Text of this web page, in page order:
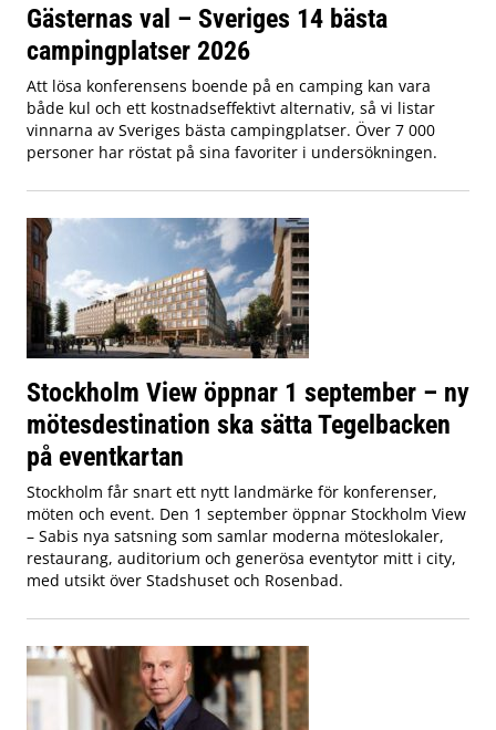
Gästernas val – Sveriges 14 bästa
campingplatser 2026
Att lösa konferensens boende på en camping kan vara
både kul och ett kostnadseffektivt alternativ, så vi listar
vinnarna av Sveriges bästa campingplatser. Över 7 000
personer har röstat på sina favoriter i undersökningen.
Stockholm View öppnar 1 september – ny
mötesdestination ska sätta Tegelbacken
på eventkartan
Stockholm får snart ett nytt landmärke för konferenser,
möten och event. Den 1 september öppnar Stockholm View
– Sabis nya satsning som samlar moderna möteslokaler,
restaurang, auditorium och generösa eventytor mitt i city,
med utsikt över Stadshuset och Rosenbad.